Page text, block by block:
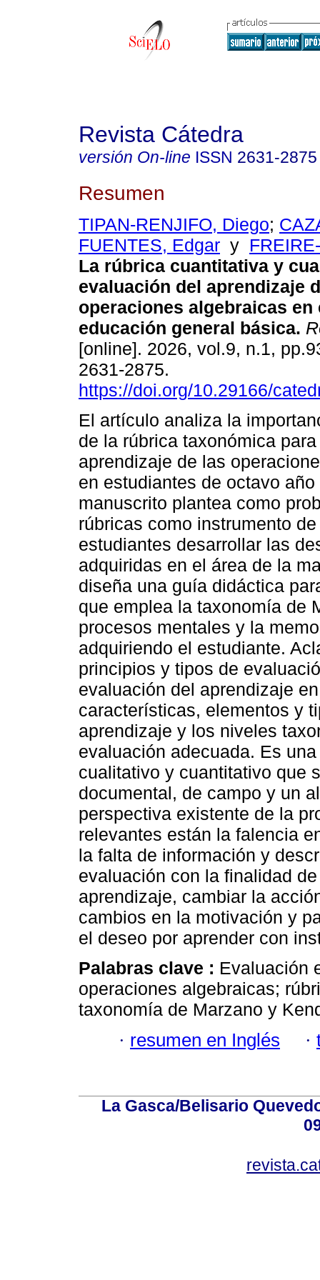
Revista Cátedra
versión On-line ISSN 2631-2875
Resumen
TIPAN-RENJIFO, Diego;
FUENTES, Edgar y
La rúbrica cuantitativa y
evaluación del aprendizaje
operaciones algebraicas en
educación general básica.
[online]. 2026, vol.9, n.1,
2631-2875.
https://doi.org/10.29166/
El artículo analiza la
de la rúbrica taxonómica
aprendizaje de las
en estudiantes de octavo
manuscrito plantea como
rúbricas como instrumento
estudiantes desarrollar las
adquiridas en el área de la
diseña una guía didáctica
que emplea la taxonomía de
procesos mentales y la
adquiriendo el estudiante.
principios y tipos de
evaluación del aprendizaje
características, elementos y
aprendizaje y los niveles
evaluación adecuada. Es
cualitativo y cuantitativo que
documental, de campo y un
perspectiva existente de la
relevantes están la falencia
la falta de información y
evaluación con la finalidad
aprendizaje, cambiar la
cambios en la motivación y
el deseo por aprender con
Palabras clave : Evaluación
operaciones algebraicas;
taxonomía de Marzano y
· resumen en Inglés ·
La Gasca/Belisario